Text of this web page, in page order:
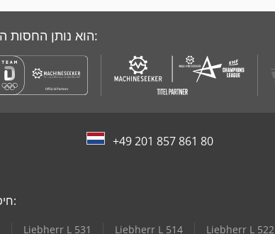
Machineseeker.co.il הוא נותן החסות הרשמי של:
+49 201 857 861 80
חיפושי מכונות נוכחיים:
Liebherr L 531 Liebherr L 514 Liebherr L 522